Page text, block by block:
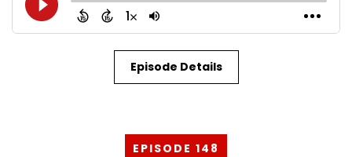
Episode Details
EPISODE 148